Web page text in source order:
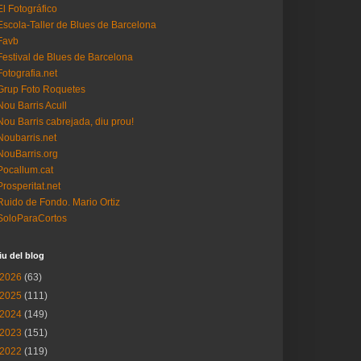
Fotográfico
Taller de Blues de Barcelona
de Blues de Barcelona
Foto Roquetes
Barris Acull
Barris cabrejada, diu prou!
de Fondo. Mario Ortiz
del blog
2026 (63)
2025 (111)
2024 (149)
2023 (151)
2022 (119)